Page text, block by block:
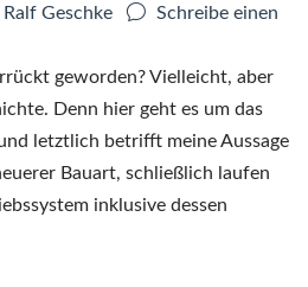
Autor:
Ralf Geschke
Schreibe einen
geworden? Vielleicht, aber
Denn hier geht es um das
letztlich betrifft meine Aussage
Bauart, schließlich laufen
inklusive dessen